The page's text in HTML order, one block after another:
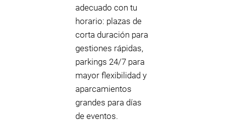
adecuado con tu
horario: plazas de
corta duración para
gestiones rápidas,
parkings 24/7 para
mayor flexibilidad y
aparcamientos
grandes para días
de eventos.